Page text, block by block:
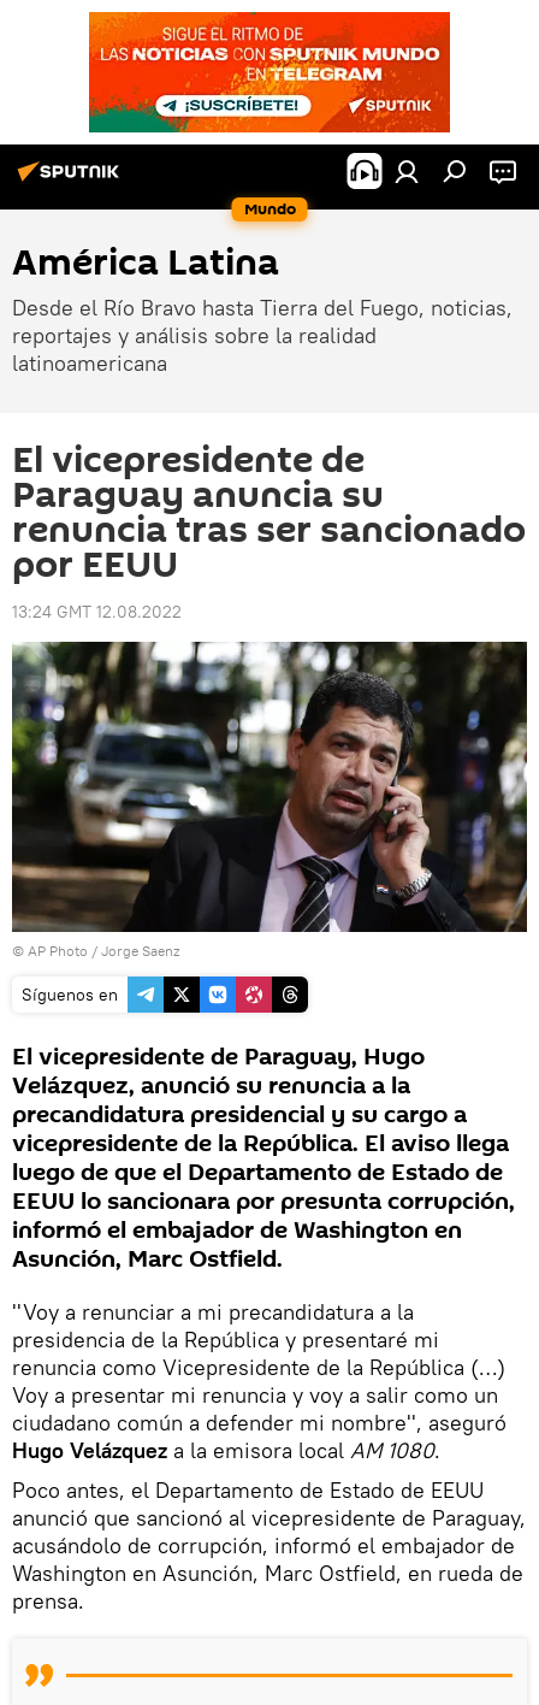
Mundo
América Latina
Desde el Río Bravo hasta Tierra del Fuego, noticias,
reportajes y análisis sobre la realidad
latinoamericana
El vicepresidente de
Paraguay anuncia su
renuncia tras ser sancionado
por EEUU
13:24 GMT 12.08.2022
© AP Photo / Jorge Saenz
Síguenos en
El vicepresidente de Paraguay, Hugo
Velázquez, anunció su renuncia a la
precandidatura presidencial y su cargo a
vicepresidente de la República. El aviso llega
luego de que el Departamento de Estado de
EEUU lo sancionara por presunta corrupción,
informó el embajador de Washington en
Asunción, Marc Ostfield.
''Voy a renunciar a mi precandidatura a la
presidencia de la República y presentaré mi
renuncia como Vicepresidente de la República (…)
Voy a presentar mi renuncia y voy a salir como un
ciudadano común a defender mi nombre'', aseguró
Hugo Velázquez a la emisora local AM 1080.
Poco antes, el Departamento de Estado de EEUU
anunció que sancionó al vicepresidente de Paraguay,
acusándolo de corrupción, informó el embajador de
Washington en Asunción, Marc Ostfield, en rueda de
prensa.